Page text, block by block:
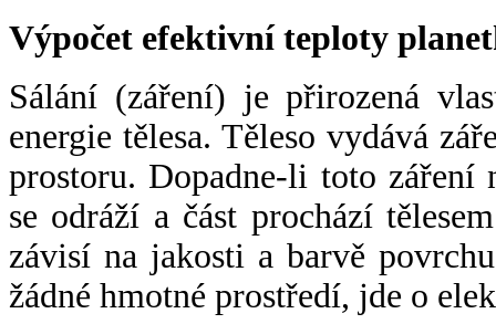
Výpočet efektivní teploty
Sálání (záření) je přirozená
energie tělesa. Těleso vydává
prostoru. Dopadne-li toto záření
se odráží a část prochází
závisí na jakosti a barvě
žádné hmotné prostředí, jde o